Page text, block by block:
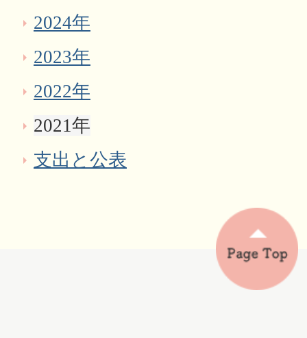
2024年
2023年
2022年
2021年
支出と公表